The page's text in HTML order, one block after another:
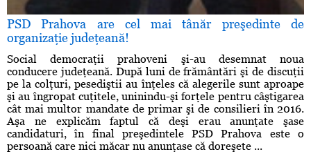
PSD Prahova are cel mai tânăr preşedinte de
organizaţie judeţeană!
Social democraţii prahoveni şi-au desemnat noua
conducere judeţeană. După luni de frământări şi de discuţii
pe la colţuri, pesediştii au înţeles că alegerile sunt aproape
şi au îngropat cuţitele, uninindu-şi forţele pentru câştigarea
cât mai multor mandate de primar şi de consilieri în 2016.
Aşa ne explicăm faptul că deşi erau anunţate şase
candidaturi, în final preşedintele PSD Prahova este o
persoană care nici măcar nu anunţase că doreşete ...